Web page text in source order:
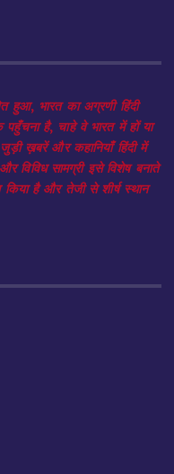
है, चाहे वे भारत में हों या
ख़बरें और कहानियाँ हिंदी में
सामग्री इसे विशेष बनाते
है और तेजी से शीर्ष स्थान